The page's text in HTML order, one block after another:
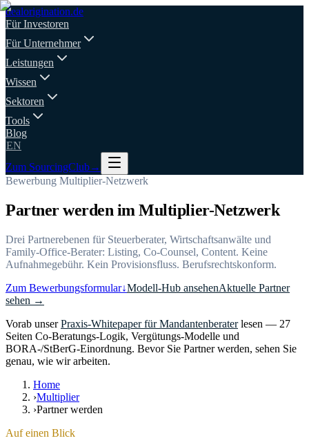
dealorigination.de
Für Investoren
Für Unternehmer
Leistungen
Wissen
Sektoren
Tools
Blog
EN
Zum SourcingClub→
Bewerbung Multiplier-Netzwerk
Partner werden im Multiplier-Netzwerk
Drei Partnerebenen für Steuerberater, Wirtschaftsanwälte und
Family-Office-Berater: Listing, Co-Counsel, Content. Keine
Aufnahmegebühr. Kein Provisionsfluss. Berufsrechtskonform.
Zum Bewerbungsformular↓Modell-Hub ansehenAktuelle Partner
sehen →
Vorab unser Praxis-Whitepaper für Mandantenberater lesen — 27
Seiten Co-Beratungs-Logik, Vergütungs-Modelle und
BORA-/StBerG-Einordnung. Bevor Sie Partner werden, sehen Sie
genau, wie wir arbeiten.
Home
›Multiplier
›Partner werden
Auf einen Blick